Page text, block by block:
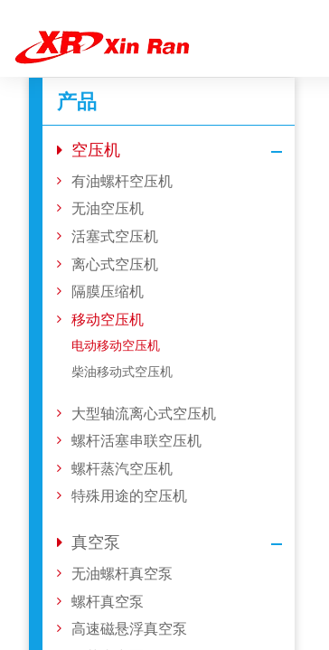
产品
空压机
有油螺杆空压机
无油空压机
活塞式空压机
离心式空压机
隔膜压缩机
移动空压机
电动移动空压机
柴油移动式空压机
大型轴流离心式空压机
螺杆活塞串联空压机
螺杆蒸汽空压机
特殊用途的空压机
真空泵
无油螺杆真空泵
螺杆真空泵
高速磁悬浮真空泵